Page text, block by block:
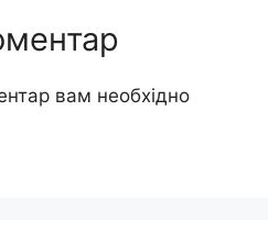
вам необхідно